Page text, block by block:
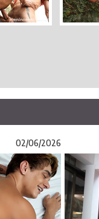
02/06/2026